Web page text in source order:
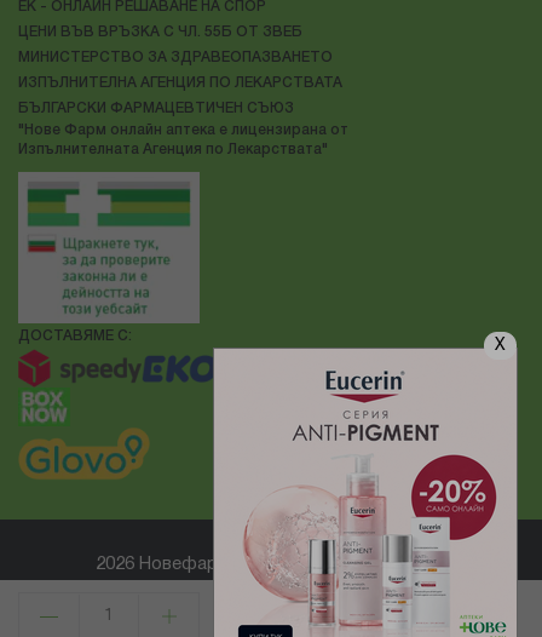
X
КУПИ
ЕК - ОНЛАЙН РЕШАВАНЕ НА СПОР
ЦЕНИ ВЪВ ВРЪЗКА С ЧЛ. 55Б ОТ ЗВЕБ
МИНИСТЕРСТВО ЗА ЗДРАВЕОПАЗВАНЕТО
ИЗПЪЛНИТЕЛНА АГЕНЦИЯ ПО ЛЕКАРСТВАТА
БЪЛГАРСКИ ФАРМАЦЕВТИЧЕН СЪЮЗ
"Нове Фарм онлайн аптека е лицензирана от
Изпълнителната Агенция по Лекарствата"
ДОСТАВЯМЕ С:
2026 Новефарм ® Всички права запазени
Електронен магазин